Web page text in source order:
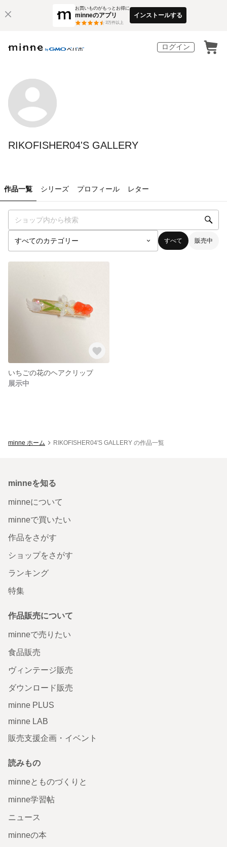
お買いものがもっとお得に
minneのアプリ
3万件以上
インストールする
ログイン
RIKOFISHER04'S GALLERY
作品一覧 シリーズ プロフィール レター
すべて 販売中
いちごの花のヘアクリップ
展示中
minne ホーム RIKOFISHER04'S GALLERY の作品一覧
minneを知る
minneについて
minneで買いたい
作品をさがす
ショップをさがす
ランキング
特集
作品販売について
minneで売りたい
食品販売
ヴィンテージ販売
ダウンロード販売
minne PLUS
minne LAB
販売支援企画・イベント
読みもの
minneとものづくりと
minne学習帖
ニュース
minneの本